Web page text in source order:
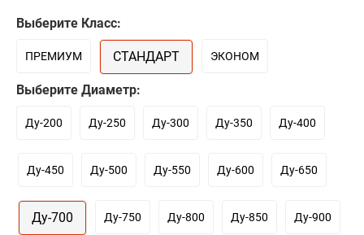
Выберите Класс:
ПРЕМИУМ СТАНДАРТ ЭКОНОМ
Выберите Диаметр:
Ду-200 Ду-250 Ду-300 Ду-350 Ду-400
Ду-450 Ду-500 Ду-550 Ду-600 Ду-650
Ду-700 Ду-750 Ду-800 Ду-850 Ду-900